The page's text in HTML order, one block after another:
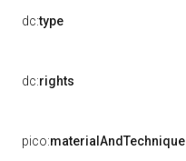
dc:type
dc:rights
pico:materialAndTechnique